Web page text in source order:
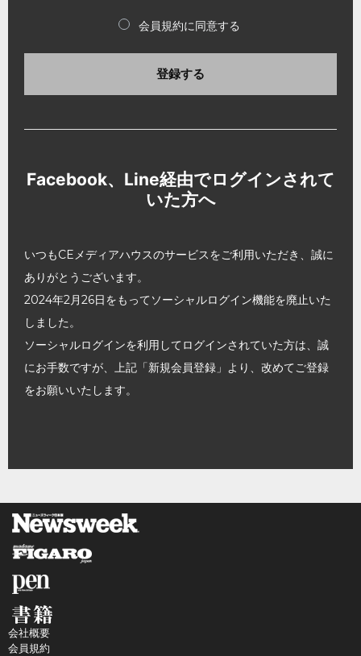
会員規約に同意する
登録する
Facebook、Line経由でログインされて
いた方へ
いつもCEメディアハウスのサービスをご利用いただき、誠に
ありがとうございます。
2024年2月26日をもってソーシャルログイン機能を廃止いた
しました。
ソーシャルログインを利用してログインされていた方は、誠
にお手数ですが、上記「新規会員登録」より、改めてご登録
をお願いいたします。
会社概要
会員規約